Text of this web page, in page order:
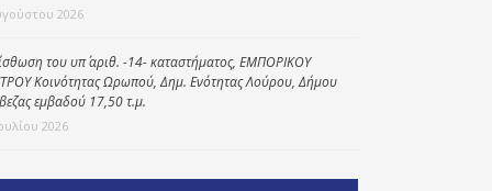
2026
του υπ΄ αριθ. -14- καταστήματος, ΕΜΠΟΡΙΚΟΥ
Κοινότητας Ωρωπού, Δημ. Ενότητας Λούρου, Δήμου
εμβαδού 17,50 τ.μ.
2026